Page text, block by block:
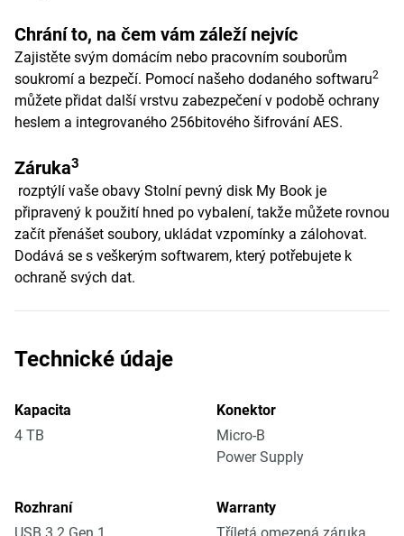
Chrání to, na čem vám záleží nejvíc
Zajistěte svým domácím nebo pracovním souborům
soukromí a bezpečí. Pomocí našeho dodaného softwaru2
můžete přidat další vrstvu zabezpečení v podobě ochrany
heslem a integrovaného 256bitového šifrování AES.
Záruka3
rozptýlí vaše obavy Stolní pevný disk My Book je
připravený k použití hned po vybalení, takže můžete rovnou
začít přenášet soubory, ukládat vzpomínky a zálohovat.
Dodává se s veškerým softwarem, který potřebujete k
ochraně svých dat.
Technické údaje
Kapacita
4 TB
Konektor
Micro-B
Power Supply
Rozhraní
Warranty